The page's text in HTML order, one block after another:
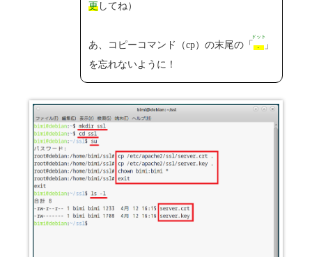
更してね）
あ、コピーコマンド（cp）の末尾の「 .
ドット
」
を忘れないように！